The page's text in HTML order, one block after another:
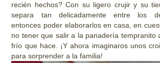
recién hechos? Con su ligero crujir y su
separa tan delicadamente entre los
entonces poder elaborarlos en casa, en
no tener que salir a la panadería tempranito
frío que hace. ¡Y ahora imaginaros unos
para sorprender a la familia!